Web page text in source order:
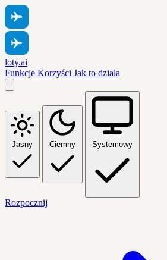
loty.ai
Funkcje Korzyści Jak to działa
Jasny Ciemny Systemowy
Rozpocznij